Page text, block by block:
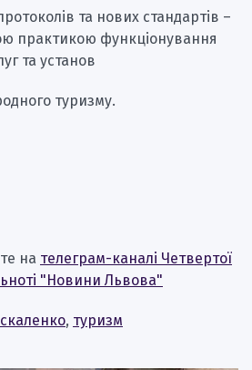
та нових стандартів –
практикою функціонування
та установ
туризму.
на телеграм-каналі Четвертої
"Новини Львова"
, туризм